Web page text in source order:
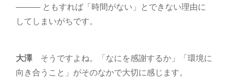
――― ともすれば「時間がない」とできない理由に
してしまいがちです。
大澤 そうですよね。「なにを感謝するか」「環境に
向き合うこと」がそのなかで大切に感じます。